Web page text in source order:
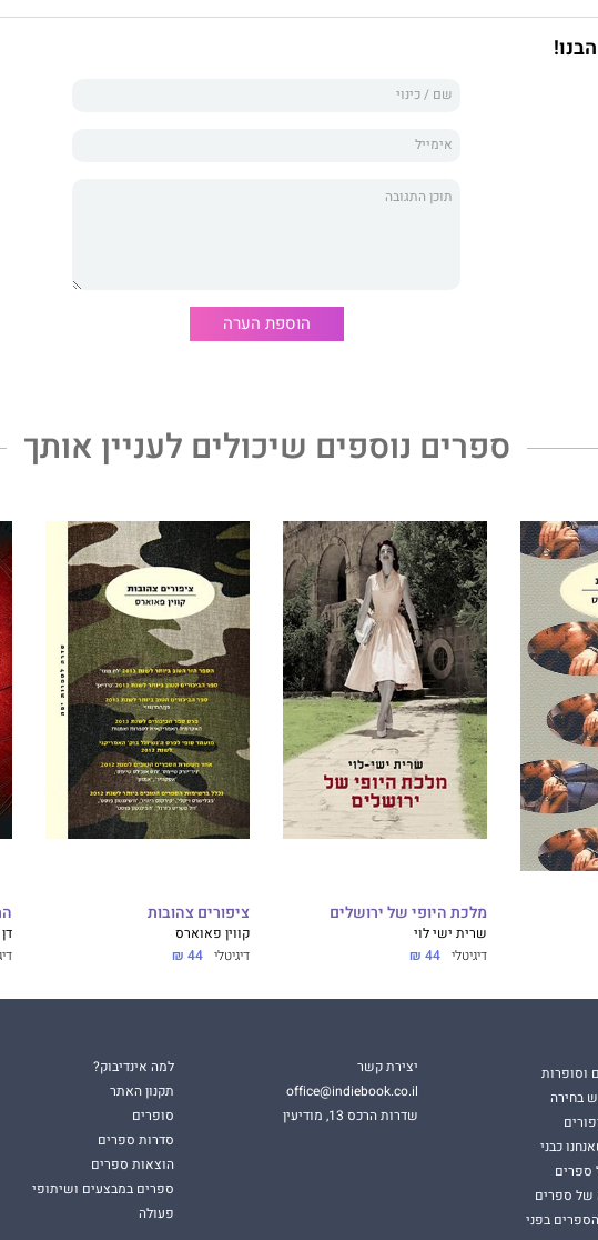
‬גם‭ ‬את‭ ‬עצמם‭.‬
הוספת הערה
ספרים נוספים שיכולים לעניין אותך
מלכת היופי של ירושלים
שרית ישי לוי
דיגיטלי 44 ₪
ציפורים צהובות
קווין פאוארס
דיגיטלי 44 ₪
וסופרות
בחירה
כבני
ספרים
של ספרים
בפני
יצירת קשר
office@indiebook.co.il
שדרות הרכס 13, מודיעין
למה אינדיבוק?
תקנון האתר
סופרים
סדרות ספרים
הוצאות ספרים
ספרים במבצעים ושיתופי
פעולה